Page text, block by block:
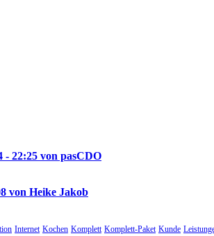
- 22:25 von pasCDO
von Heike Jakob
Internet Kochen Komplett Komplett-Paket Kunde